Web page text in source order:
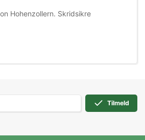
Hohenzollern. Skridsikre
Tilmeld